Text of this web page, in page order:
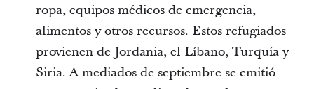
ropa, equipos médicos de emergencia,
alimentos y otros recursos. Estos refugiados
provienen de Jordania, el Líbano, Turquía y
Siria. A mediados de septiembre se emitió